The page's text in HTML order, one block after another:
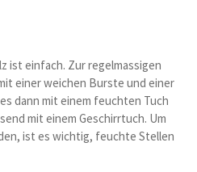
ist einfach. Zur regelmassigen
einer weichen Burste und einer
dann mit einem feuchten Tuch
mit einem Geschirrtuch. Um
ist es wichtig, feuchte Stellen